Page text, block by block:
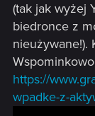
(tak jak wyżej
biedronce z
nieużywane!).
https://
wpadke-z-